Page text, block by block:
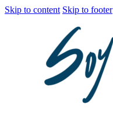
Skip to content Skip to footer